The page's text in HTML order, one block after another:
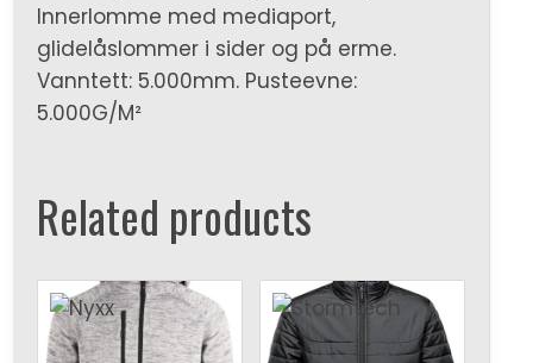
Innerlomme med mediaport,
glidelåslommer i sider og på erme.
Vanntett: 5.000mm. Pusteevne:
5.000G/M²
Related products